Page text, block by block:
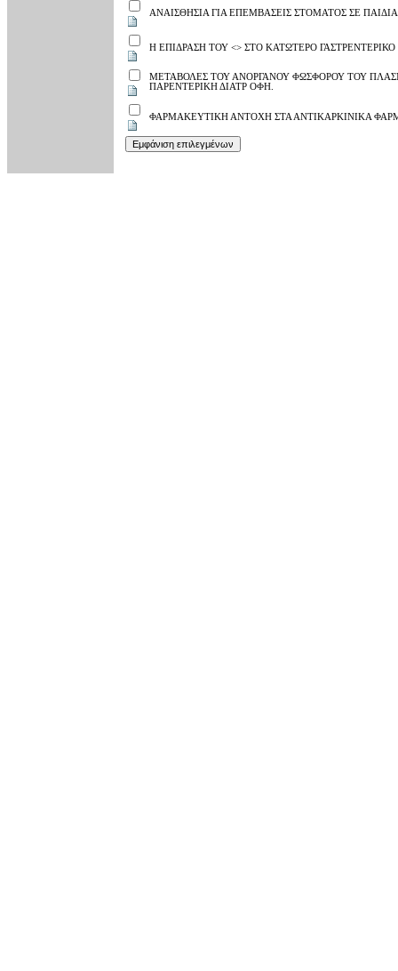
ΑΝΑΙΣΘΗΣΙΑ ΓΙΑ ΕΠΕΜΒΑΣΕΙΣ ΣΤΟΜΑΤΟΣ ΣΕ
Η ΕΠΙΔΡΑΣΗ ΤΟΥ <> ΣΤΟ ΚΑΤΩΤΕΡΟ
ΜΕΤΑΒΟΛΕΣ ΤΟΥ ΑΝΟΡΓΑΝΟΥ ΦΩΣΦΟΡΟΥ ΤΟΥ
ΠΑΡΕΝΤΕΡΙΚΗ ΔΙΑΤΡ ΟΦΗ.
ΦΑΡΜΑΚΕΥΤΙΚΗ ΑΝΤΟΧΗ ΣΤΑ ΑΝΤΙΚΑΡΚΙΝΙΚΑ